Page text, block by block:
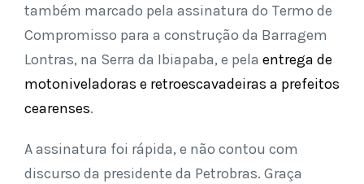
também marcado pela assinatura do Termo de
Compromisso para a construção da Barragem
Lontras, na Serra da Ibiapaba, e pela entrega de
motoniveladoras e retroescavadeiras a prefeitos
cearenses.
A assinatura foi rápida, e não contou com
discurso da presidente da Petrobras. Graça